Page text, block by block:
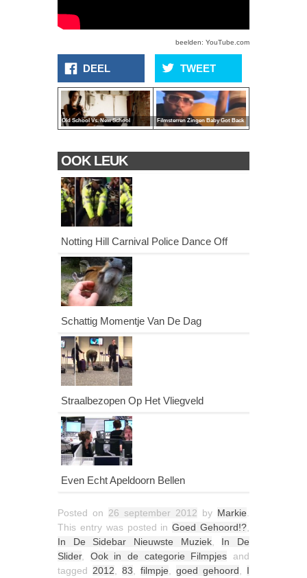
beelden: YouTube.com
DEEL TWEET
Old School Vs. New School Filmsterren Zingen Baby Got Back
OOK LEUK
Notting Hill Carnival Police Dance Off
Schattig Momentje Van De Dag
Straalbezopen Op Het Vliegveld
Even Echt Apeldoorn Bellen
Posted on 26 september 2012 by Markie
This entry was posted inGoed Gehoord!?
In De Sidebar Nieuwste Muziek, In De
Slider, Ook in de categorie Filmpjes and
tagged 2012 83 filmpje goed gehoord
I